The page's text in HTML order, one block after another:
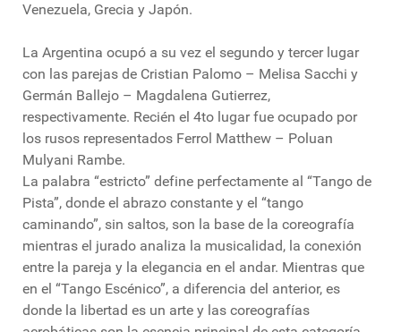
Venezuela, Grecia y Japón.
La Argentina ocupó a su vez el segundo y tercer lugar
con las parejas de Cristian Palomo – Melisa Sacchi y
Germán Ballejo – Magdalena Gutierrez,
respectivamente. Recién el 4to lugar fue ocupado por
los rusos representados Ferrol Matthew – Poluan
Mulyani Rambe.
La palabra “estricto” define perfectamente al “Tango de
Pista”, donde el abrazo constante y el “tango
caminando”, sin saltos, son la base de la coreografía
mientras el jurado analiza la musicalidad, la conexión
entre la pareja y la elegancia en el andar. Mientras que
en el “Tango Escénico”, a diferencia del anterior, es
donde la libertad es un arte y las coreografías